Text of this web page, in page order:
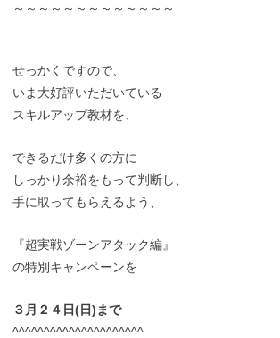
～～～～～～～～～～～～～
せっかくですので、
いま大好評いただいている
スキルアップ教材を、
できるだけ多くの方に
しっかり余裕をもって判断し、
手に取ってもらえるよう、
『超実戦ゾーンアタック編』
の特別キャンペーンを
３月２４日(日)まで
^^^^^^^^^^^^^^^^^^^^^